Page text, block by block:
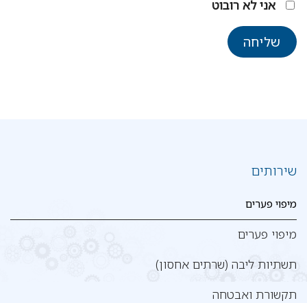
אני לא רובוט
שירותים
מיפוי פערים
מיפוי פערים
תשתיות ליבה (שרתים אחסון)
תקשורת ואבטחה